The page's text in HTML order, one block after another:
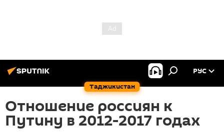
Таджикистан
РУС
Отношение россиян к
Путину в 2012-2017 годах